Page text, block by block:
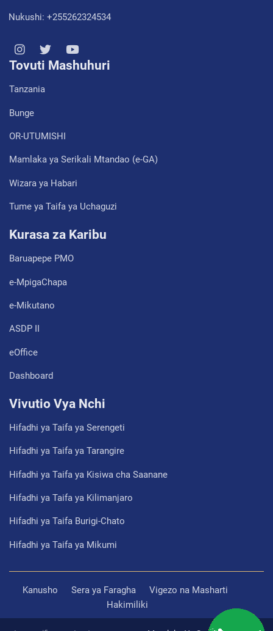
Nukushi: +255262324534
Tovuti Mashuhuri
Tanzania
Bunge
OR-UTUMISHI
Mamlaka ya Serikali Mtandao (e-GA)
Wizara ya Habari
Tume ya Taifa ya Uchaguzi
Kurasa za Karibu
Baruapepe PMO
e-MpigaChapa
e-Mikutano
ASDP II
eOffice
Dashboard
Vivutio Vya Nchi
Hifadhi ya Taifa ya Serengeti
Hifadhi ya Taifa ya Tarangire
Hifadhi ya Taifa ya Kisiwa cha Saanane
Hifadhi ya Taifa ya Kilimanjaro
Hifadhi ya Taifa Burigi-Chato
Hifadhi ya Taifa ya Mikumi
Kanusho Sera ya Faragha
Vigezo na Masharti
Hakimiliki